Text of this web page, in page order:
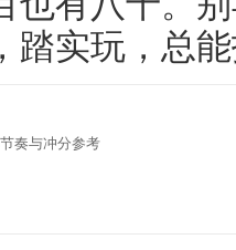
踏实玩，总
奏与冲分参考